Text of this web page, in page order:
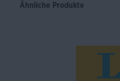
Ähnliche Produkte